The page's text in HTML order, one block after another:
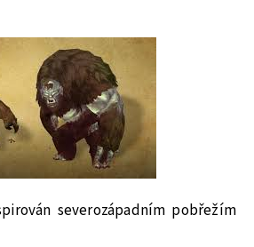
severozápadním pobřežím